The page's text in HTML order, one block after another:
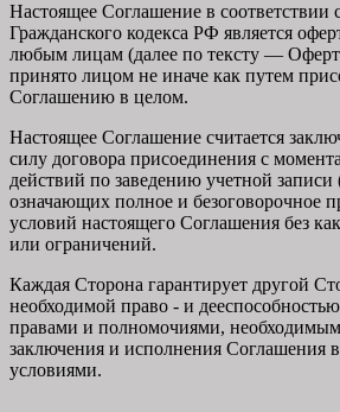
Настоящее Соглашение в соответствии
Гражданского кодекса РФ является
любым лицам (далее по тексту —
принято лицом не иначе как путем
Соглашению в целом.
Настоящее Соглашение считается
силу договора присоединения с
действий по заведению учетной записи
означающих полное и безоговорочное
условий настоящего Соглашения без
или ограничений.
Каждая Сторона гарантирует другой
необходимой право - и
правами и полномочиями,
заключения и исполнения Соглашения в
условиями.